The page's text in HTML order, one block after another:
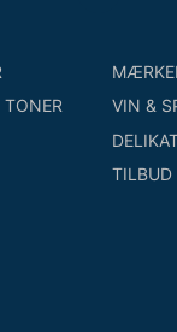
VIN &
TILBUD